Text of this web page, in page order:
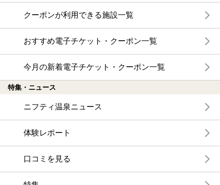
クーポンが利用できる施設一覧
おすすめ電子チケット・クーポン一覧
今月の新着電子チケット・クーポン一覧
特集・ニュース
ニフティ温泉ニュース
体験レポート
口コミを見る